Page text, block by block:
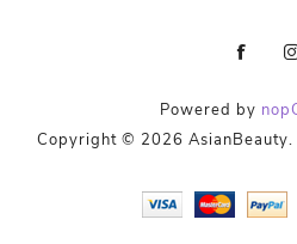
Powered by
Copyright © 2026 AsianBeauty.